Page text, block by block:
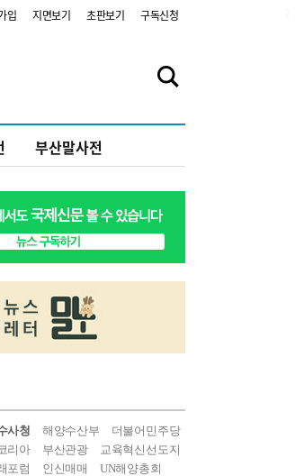
입 지면보기 초판보기 구독신청
부산말사전
사청 해양수산부
더불어민주당
리아 부산관광
교육혁신선도지
포럼 인신매매 UN해양총회